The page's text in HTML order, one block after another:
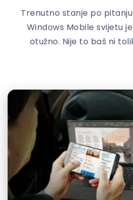
Trenutno stanje po
Windows Mobile svijetu
otužno. Nije to baš ni